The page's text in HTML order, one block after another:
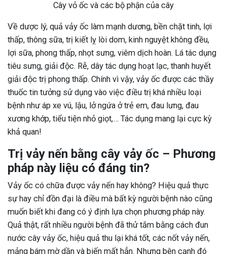
Cây vỏ ốc và các bộ phận của cây
Về dược lý, quả vảy ốc làm mạnh dương, bền chặt tinh, lợi
thấp, thông sữa, trị kiết lỵ lòi dom, kinh nguyệt không đều,
lợi sữa, phong thấp, nhọt sưng, viêm dịch hoàn. Lá tác dụng
tiêu sưng, giải độc. Rễ, dây tác dụng hoạt lạc, thanh huyết
giải độc trị phong thấp. Chính vì vậy, vảy ốc được các thầy
thuốc tin tưởng sử dụng vào việc điều trị khá nhiều loại
bệnh như áp xe vú, lậu, lở ngứa ở trẻ em, đau lưng, đau
xương khớp, tiểu tiện nhỏ giọt,… Tác dụng mang lại cực kỳ
khả quan!
Trị vảy nến bằng cây vảy ốc – Phương
pháp này liệu có đáng tin?
Vảy ốc có chữa được vảy nến hay không? Hiệu quả thực
sự hay chỉ đồn đại là điều mà bất kỳ người bệnh nào cũng
muốn biết khi đang có ý định lựa chọn phương pháp này.
Quả thật, rất nhiều người bệnh đã thử tắm bằng cách đun
nước cây vảy ốc, hiệu quả thu lại khá tốt, các nốt vảy nến,
mảng bám mờ dần và biến mất hẳn. Nhưng bên cạnh đó